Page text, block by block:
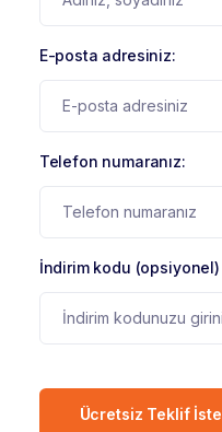
E-posta adresiniz:
Telefon numaranız:
İndirim kodu (opsiyonel)
Ücretsiz Teklif İste